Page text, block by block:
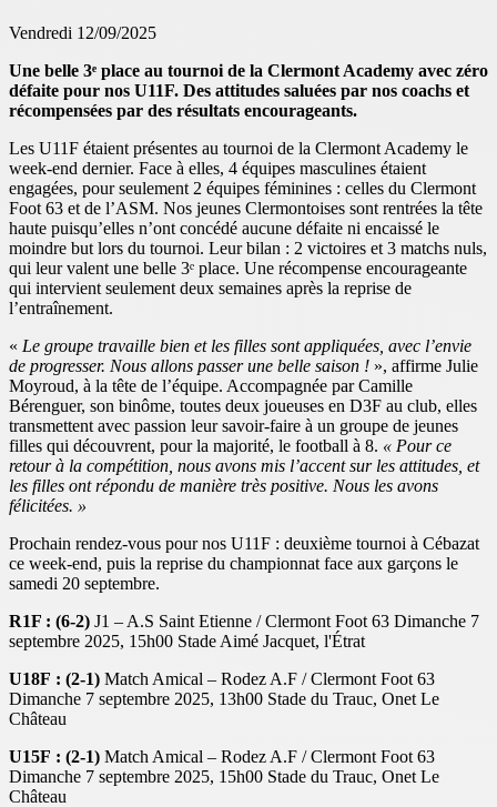
Vendredi 12/09/2025
Une belle 3ᵉ place au tournoi de la Clermont Academy avec zéro
défaite pour nos U11F. Des attitudes saluées par nos coachs et
récompensées par des résultats encourageants.
Les U11F étaient présentes au tournoi de la Clermont Academy le
week-end dernier. Face à elles, 4 équipes masculines étaient
engagées, pour seulement 2 équipes féminines : celles du Clermont
Foot 63 et de l’ASM. Nos jeunes Clermontoises sont rentrées la tête
haute puisqu’elles n’ont concédé aucune défaite ni encaissé le
moindre but lors du tournoi. Leur bilan : 2 victoires et 3 matchs nuls,
qui leur valent une belle 3ᵉ place. Une récompense encourageante
qui intervient seulement deux semaines après la reprise de
l’entraînement.
« Le groupe travaille bien et les filles sont appliquées, avec l’envie
de progresser. Nous allons passer une belle saison ! », affirme Julie
Moyroud, à la tête de l’équipe. Accompagnée par Camille
Bérenguer, son binôme, toutes deux joueuses en D3F au club, elles
transmettent avec passion leur savoir-faire à un groupe de jeunes
filles qui découvrent, pour la majorité, le football à 8. « Pour ce
retour à la compétition, nous avons mis l’accent sur les attitudes, et
les filles ont répondu de manière très positive. Nous les avons
félicitées. »
Prochain rendez-vous pour nos U11F : deuxième tournoi à Cébazat
ce week-end, puis la reprise du championnat face aux garçons le
samedi 20 septembre.
R1F : (6-2) J1 – A.S Saint Etienne / Clermont Foot 63 Dimanche 7
septembre 2025, 15h00 Stade Aimé Jacquet, l'Étrat
U18F : (2-1) Match Amical – Rodez A.F / Clermont Foot 63
Dimanche 7 septembre 2025, 13h00 Stade du Trauc, Onet Le
Château
U15F : (2-1) Match Amical – Rodez A.F / Clermont Foot 63
Dimanche 7 septembre 2025, 15h00 Stade du Trauc, Onet Le
Château